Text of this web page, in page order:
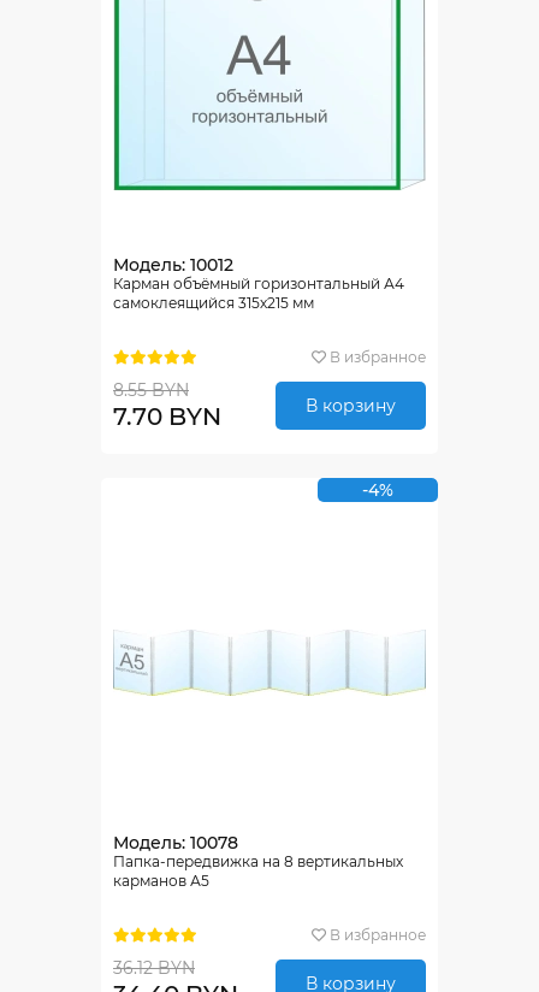
Модель: 10012
Карман объёмный горизонтальный А4
самоклеящийся 315х215 мм
В избранное
8.55 BYN
7.70 BYN В корзину
-4%
Модель: 10078
Папка-передвижка на 8 вертикальных
карманов А5
В избранное
36.12 BYN
В корзину